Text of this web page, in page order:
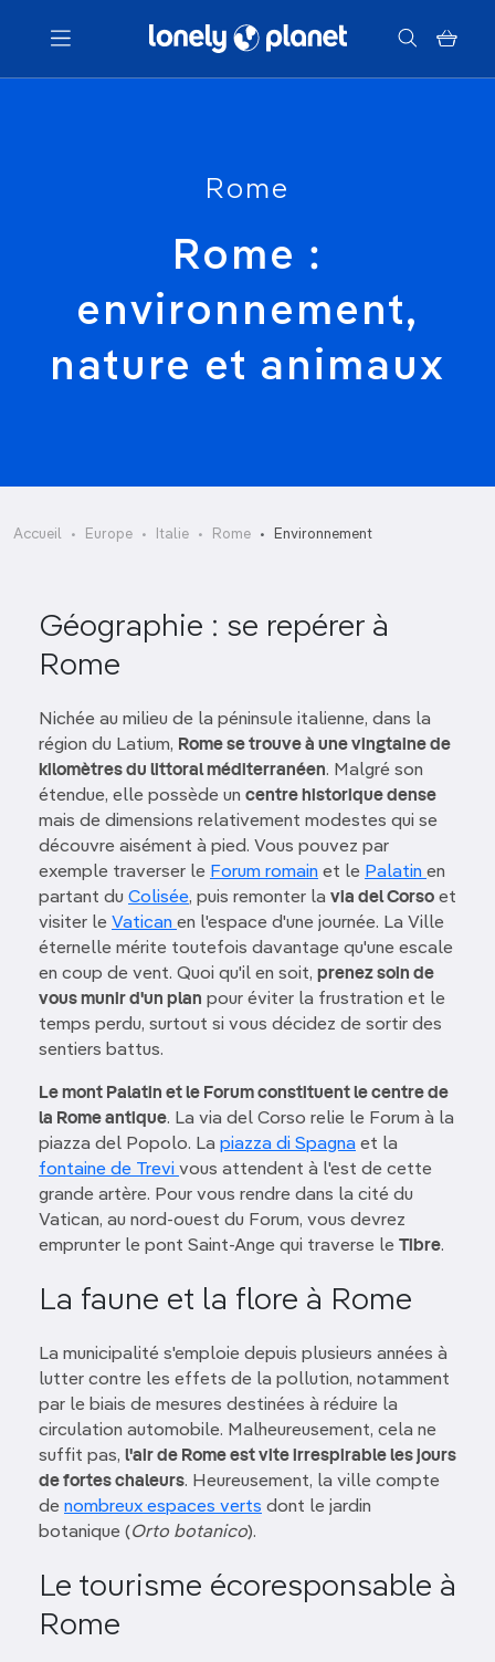
Menu
Votre recherche
Rome
Rome :
environnement,
nature et animaux
Accueil Europe Italie Rome Environnement
Géographie : se repérer à
Rome
Nichée au milieu de la péninsule italienne, dans la
région du Latium, Rome se trouve à une vingtaine de
kilomètres du littoral méditerranéen. Malgré son
étendue, elle possède un centre historique dense
mais de dimensions relativement modestes qui se
découvre aisément à pied. Vous pouvez par
exemple traverser le Forum romain et le Palatin en
partant du Colisée, puis remonter la via del Corso et
visiter le Vatican en l'espace d'une journée. La Ville
éternelle mérite toutefois davantage qu'une escale
en coup de vent. Quoi qu'il en soit, prenez soin de
vous munir d'un plan pour éviter la frustration et le
temps perdu, surtout si vous décidez de sortir des
sentiers battus.
Le mont Palatin et le Forum constituent le centre de
la Rome antique. La via del Corso relie le Forum à la
piazza del Popolo. La piazza di Spagna et la
fontaine de Trevi vous attendent à l'est de cette
grande artère. Pour vous rendre dans la cité du
Vatican, au nord-ouest du Forum, vous devrez
emprunter le pont Saint-Ange qui traverse le Tibre.
La faune et la flore à Rome
La municipalité s'emploie depuis plusieurs années à
lutter contre les effets de la pollution, notamment
par le biais de mesures destinées à réduire la
circulation automobile. Malheureusement, cela ne
suffit pas, l'air de Rome est vite irrespirable les jours
de fortes chaleurs. Heureusement, la ville compte
de nombreux espaces verts dont le jardin
botanique (Orto botanico).
Le tourisme écoresponsable à
Rome